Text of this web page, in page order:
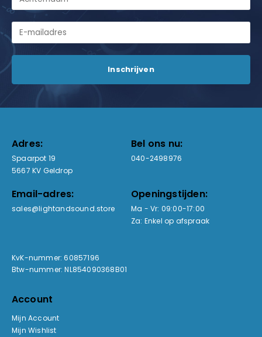
Adres:
Spaarpot 19
5667 KV Geldrop
Bel ons nu:
040-2498976
Email-adres:
sales@lightandsound.store
Openingstijden:
Ma - Vr: 09:00-17:00
Za: Enkel op afspraak
KvK-nummer: 60857196
Btw-nummer: NL854090368B01
Account
Mijn Account
Mijn Wishlist